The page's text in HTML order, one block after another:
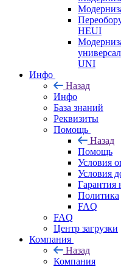
HEUI
UNI
Инфо
Назад
Инфо
База знаний
Реквизиты
Помощь
Назад
Помощь
Условия
Условия
Гарантия
Политика
FAQ
FAQ
Центр загрузки
Компания
Назад
Компания